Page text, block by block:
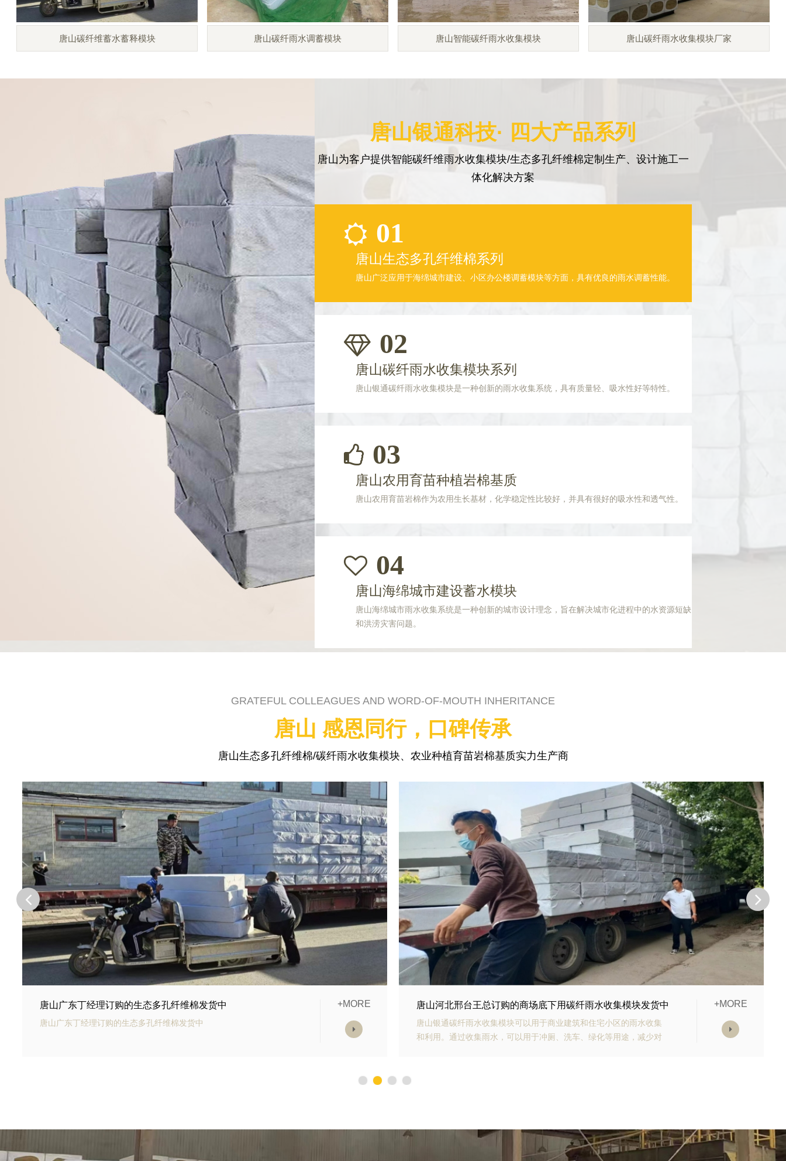
唐山碳纤维蓄水蓄释模块 唐山碳纤雨水调蓄模块 唐山智能碳纤雨水收集模块 唐山碳纤雨水收集模块厂家
唐山银通科技· 四大产品系列
唐山为客户提供智能碳纤维雨水收集模块/生态多孔纤维棉定制生产、设计施工一
体化解决方案
01
唐山生态多孔纤维棉系列
唐山广泛应用于海绵城市建设、小区办公楼调蓄模块等方面，具有优良的雨水调蓄性能。
02
唐山碳纤雨水收集模块系列
唐山银通碳纤雨水收集模块是一种创新的雨水收集系统，具有质量轻、吸水性好等特性。
03
唐山农用育苗种植岩棉基质
唐山农用育苗岩棉作为农用生长基材，化学稳定性比较好，并具有很好的吸水性和透气性。
04
唐山海绵城市建设蓄水模块
唐山海绵城市雨水收集系统是一种创新的城市设计理念，旨在解决城市化进程中的水资源短缺
和洪涝灾害问题。
GRATEFUL COLLEAGUES AND WORD-OF-MOUTH INHERITANCE
唐山 感恩同行，口碑传承
唐山生态多孔纤维棉/碳纤雨水收集模块、农业种植育苗岩棉基质实力生产商
唐山河北邢台王总订购的商场底下用碳纤雨水收集模块发货中
唐山银通碳纤雨水收集模块可以用于商业建筑和住宅小区的雨水收集
+MORE 唐山山东青岛李经理订购的生态多孔纤维棉正在发货
唐山银通生态多孔纤维棉具有高强承载能力、高抗渗能力、抗老化能
力强、施工方便等优势。模块的顶部应设计有反冲洗装置，以防止堵
+MORE